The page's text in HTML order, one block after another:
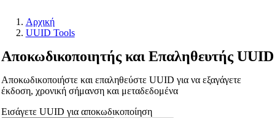
Αρχική
UUID Tools
Αποκωδικοποιητής και Επαληθευτής UUID
Αποκωδικοποιήστε και επαληθεύστε UUID για να εξαγάγετε
έκδοση, χρονική σήμανση και μεταδεδομένα
Εισάγετε UUID για αποκωδικοποίηση